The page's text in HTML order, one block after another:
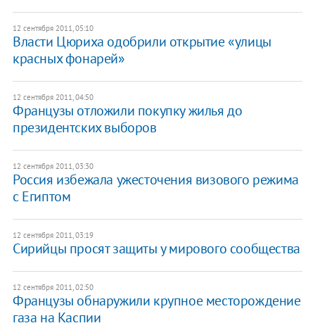
12 сентября 2011, 05:10
Власти Цюриха одобрили открытие «улицы
красных фонарей»
12 сентября 2011, 04:50
Французы отложили покупку жилья до
президентских выборов
12 сентября 2011, 03:30
Россия избежала ужесточения визового режима
с Египтом
12 сентября 2011, 03:19
​Сирийцы просят защиты у мирового сообщества
12 сентября 2011, 02:50
Французы обнаружили крупное месторождение
газа на Каспии